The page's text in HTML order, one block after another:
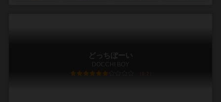
どっちぼーい
DOCCHI BOY
6.2